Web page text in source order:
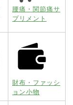
腰痛・関節痛サ
プリメント
財布・ファッシ
ョン小物